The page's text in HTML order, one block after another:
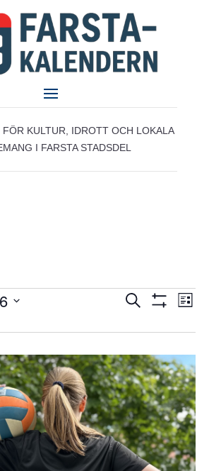
FÖR KULTUR, IDROTT OCH LOKALA
I FARSTA STADSDEL
Evenemang
and
Views
Navigation
Sök Lista